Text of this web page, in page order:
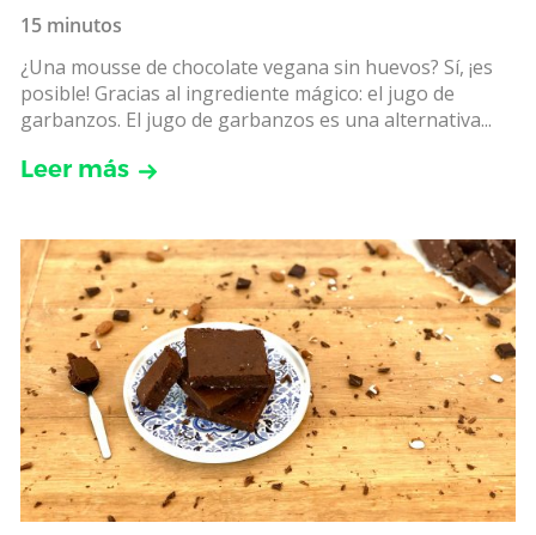
15 minutos
¿Una mousse de chocolate vegana sin huevos? Sí, ¡es
posible! Gracias al ingrediente mágico: el jugo de
garbanzos. El jugo de garbanzos es una alternativa...
Leer más